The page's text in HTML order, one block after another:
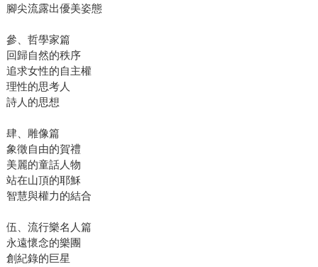
腳尖流露出優美姿態
參、哲學家篇
回歸自然的秩序
追求女性的自主權
理性的思考人
詩人的思想
肆、雕像篇
象徵自由的賀禮
美麗的童話人物
站在山頂的耶穌
智慧與權力的結合
伍、流行樂名人篇
永遠懷念的樂團
創紀錄的巨星